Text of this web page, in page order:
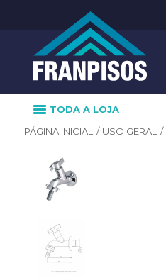
TODA A LOJA
USO GERAL